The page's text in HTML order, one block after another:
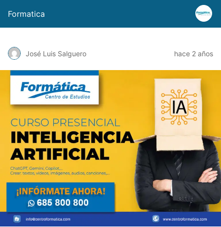
Formatica
José Luis Salguero hace 2 años